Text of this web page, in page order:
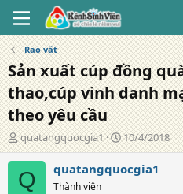
Rao vặt
Sản xuất cúp đồng
thao,cúp vinh danh
theo yêu cầu
T
á
c
g
quatangquocgia1
N
g
à
10/4/2018
Q quatangquocgia1
Thành viên